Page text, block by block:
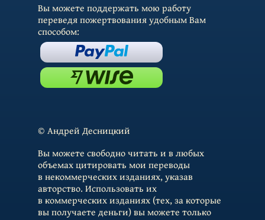
Вы можете поддержать мою работу
переведя пожертвования удобным Вам
способом:
© Андрей Десницкий
Вы можете свободно читать и в любых
объемах цитировать мои переводы
в некоммерческих изданиях, указав
авторство. Использовать их
в коммерческих изданиях (тех, за которые
вы получаете деньги) вы можете только